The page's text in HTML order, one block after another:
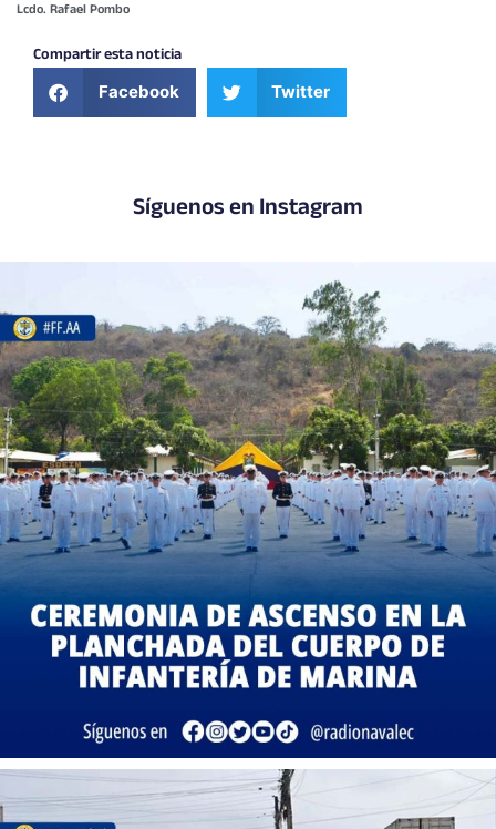
Lcdo. Rafael Pombo
Compartir esta noticia
Facebook Twitter
Síguenos en Instagram